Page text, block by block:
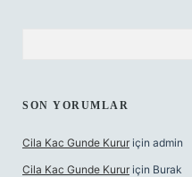
SON YORUMLAR
Cila Kac Gunde Kurur için admin
Cila Kac Gunde Kurur için Burak